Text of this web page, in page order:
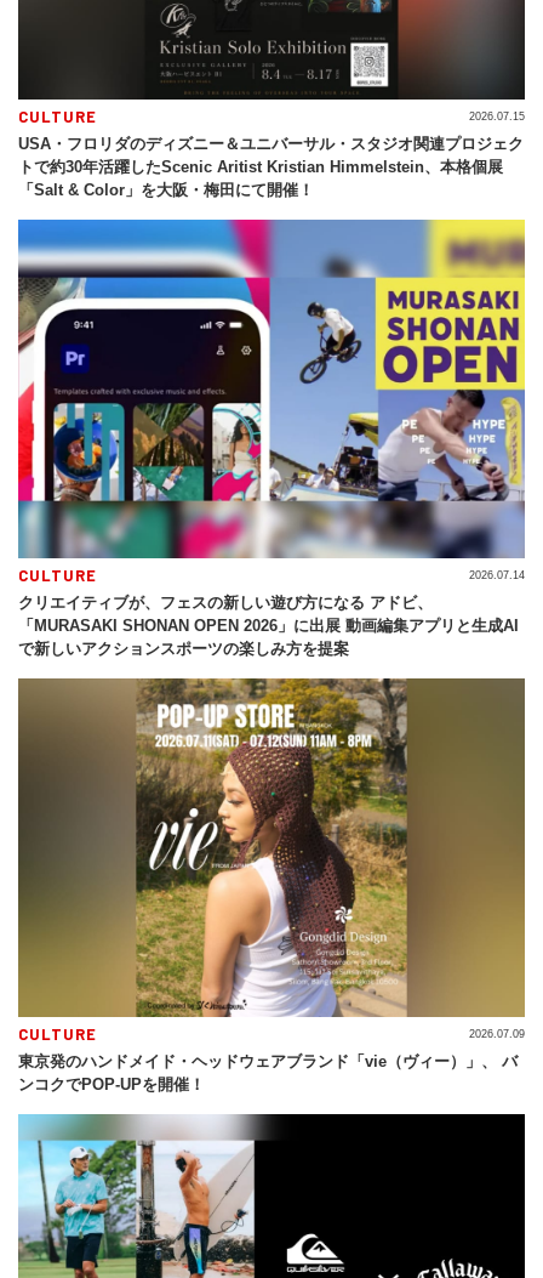
CULTURE
USA・フロリダのディズニー＆ユニバーサル・スタジオ関連プロジェク
トで約30年活躍したScenic Aritist Kristian Himmelstein、本格個展
「Salt & Color」を大阪・梅田にて開催！
2026.07.15
CULTURE
クリエイティブが、フェスの新しい遊び方になる アドビ、
「MURASAKI SHONAN OPEN 2026」に出展 動画編集アプリと生成AI
で新しいアクションスポーツの楽しみ方を提案
2026.07.14
CULTURE
東京発のハンドメイド・ヘッドウェアブランド「vie（ヴィー）」、 バ
ンコクでPOP-UPを開催！
2026.07.09